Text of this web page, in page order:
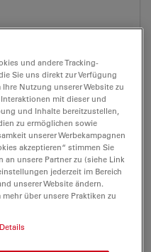
Brochure DE
MB
Brochure EN
MB
und andere Tracking-
Sie uns direkt zur Verfügung
Nutzung unserer Website zu
mit dieser und
und Inhalte bereitzustellen,
zu ermöglichen sowie
unserer Werbekampagnen
akzeptieren“ stimmen Sie
an unsere Partner zu (siehe Link
jederzeit im Bereich
unserer Website ändern.
über unsere Praktiken zu